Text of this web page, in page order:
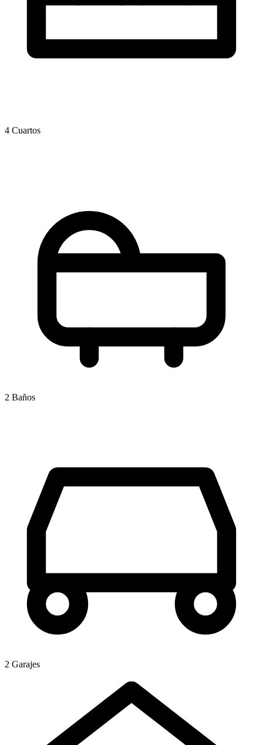
4 Cuartos
2 Baños
2 Garajes